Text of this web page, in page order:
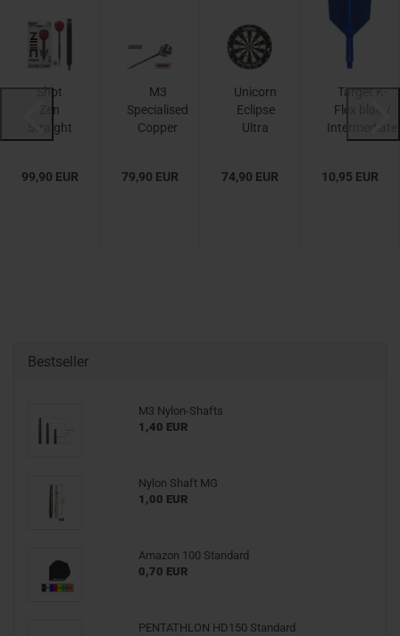
Shot
Zen
Straight
90% TP
99,90 EUR
M3
Specialised
Copper
17,5...
79,90 EUR
Unicorn
Eclipse
Ultra
74,90 EUR
Target K-
Flex blau /
Intermediate
/ Std....
10,95 EUR
Bestseller
M3 Nylon-Shafts
1,40 EUR
Nylon Shaft MG
1,00 EUR
Amazon 100 Standard
0,70 EUR
PENTATHLON HD150 Standard